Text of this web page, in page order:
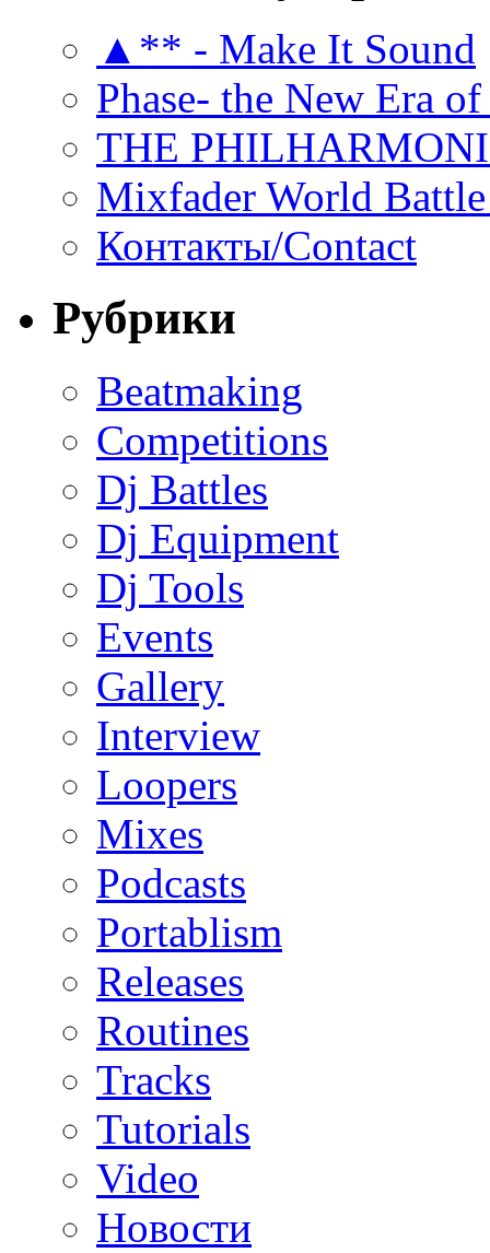
▲** - Make It Sound
Phase- the New Era
THE
Mixfader World
Контакты/Contact
Рубрики
Beatmaking
Competitions
Dj Battles
Dj Equipment
Dj Tools
Events
Gallery
Interview
Loopers
Mixes
Podcasts
Portablism
Releases
Routines
Tracks
Tutorials
Video
Новости